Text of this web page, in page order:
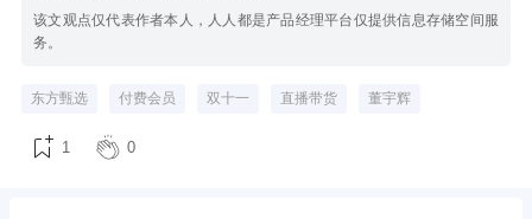
该文观点仅代表作者本人，人人都是产品经理平台仅提供信息存储空间服
务。
东方甄选 付费会员 双十一 直播带货 董宇辉
1 0